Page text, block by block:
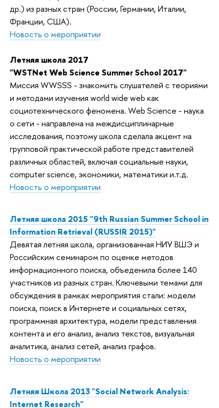
др.) из разных стран (России, Германии, Италии,
Франции, США).
Новость о мероприятии
Летняя школа 2017
"WSTNet Web Science Summer School 2017"
Миссия WWSSS - знакомить слушателей c теориями
и методами изучения world wide web как
социотехнического феномена. Web Science - наука
о сети - направлена на междисциплинарные
исследования, поэтому школа сделала акцент на
групповой практической работе представителей
различных областей, включая социальные науки,
computer science, экономики, математики и.т.д.
Новость о мероприятии
Летняя школа 2015 "9th Russian Summer School in
Information Retrieval (RUSSIR 2015)"
Девятая летняя школа, организованная НИУ ВШЭ и
Российским семинаром по оценке методов
информационного поиска, объеденила более 140
участников из разных стран. Ключевыми темами для
обсуждения в рамках мероприятия стали: модели
поиска, поиск в Интернете и социальных сетях,
программная архитектура, модели представления
контента и его анализ, анализ текстов, визуальная
аналитика, анализ сетей, анализ графов.
Новость о мероприятии
Летняя Школа 2013 "Social Network Analysis:
Internet Research"